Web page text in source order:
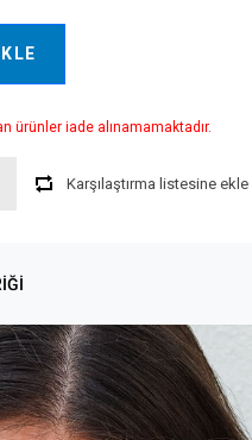
ürünler iade alınamamaktadır.
Karşılaştırma listesine ekle